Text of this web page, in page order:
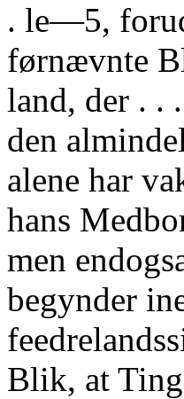
. le—5,
førnævnte
land, der . .
den
alene har
hans
men
begynder
Blik, at